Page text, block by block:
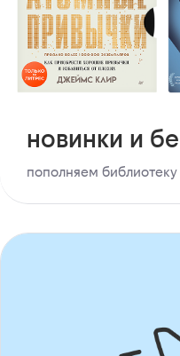
новинки и
пополняем